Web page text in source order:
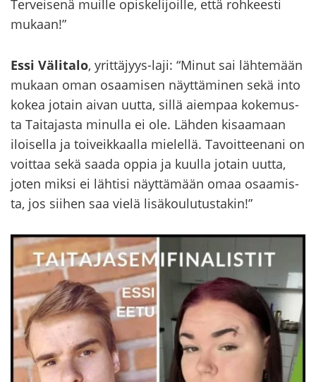
Ter­vei­se­nä muil­le opis­ke­li­joil­le, että roh­kees­ti
mu­kaan!”
Essi Vä­li­ta­lo, yrittäjyys-​laji: “Minut sai läh­te­mään
mu­kaan oman osaa­mi­sen näyt­tä­mi­nen sekä into
kokea jo­tain aivan uutta, sillä ai­em­paa ko­ke­mus­
ta Tai­ta­jas­ta mi­nul­la ei ole. Läh­den ki­saa­maan
iloi­sel­la ja toi­veik­kaal­la mie­lel­lä. Ta­voit­tee­na­ni on
voit­taa sekä saada oppia ja kuul­la jo­tain uutta,
joten miksi ei läh­ti­si näyt­tä­mään omaa osaa­mis­
ta, jos sii­hen saa vielä li­sä­kou­lu­tus­ta­kin!”